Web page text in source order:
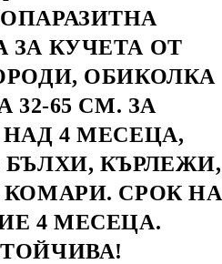
КУЧЕТА ОТ
ОБИКОЛКА
32-65 СМ. ЗА
4 МЕСЕЦА,
КЪРЛЕЖИ,
СРОК НА
4 МЕСЕЦА.